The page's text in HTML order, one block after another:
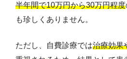
半年間で10万円から30万円程度
も珍しくありません。
ただし、自費診療では治療効果